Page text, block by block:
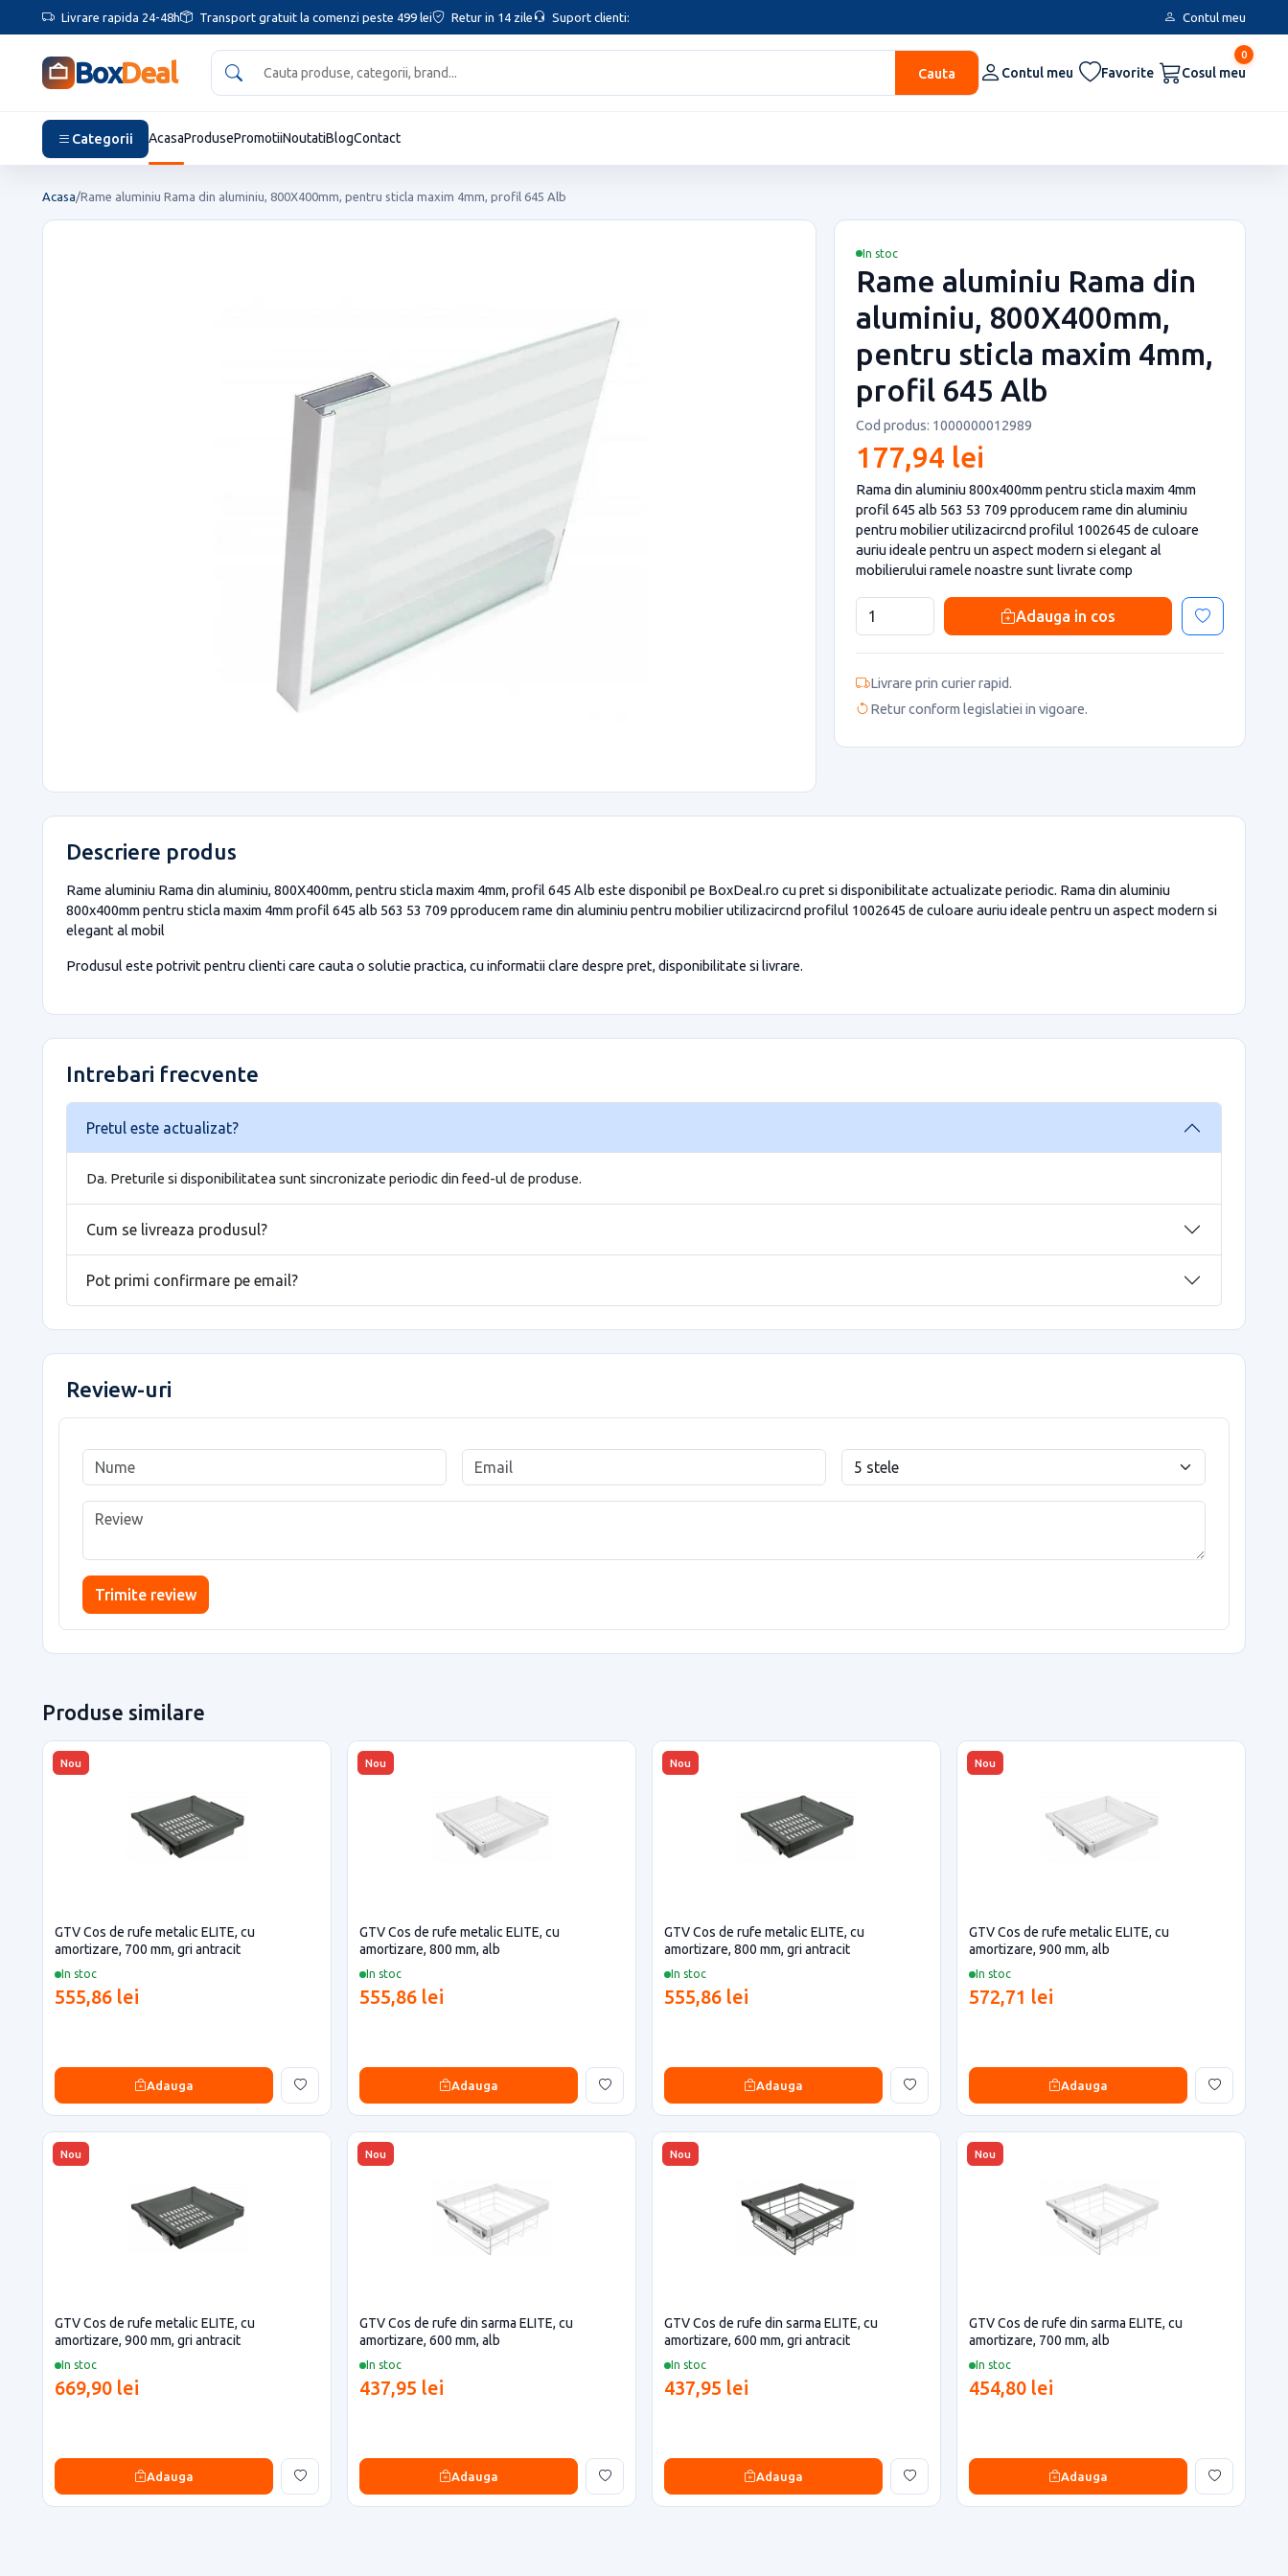
Livrare rapida 24-48h Transport gratuit la comenzi peste 499 lei Retur in 14 zile Suport clienti: Contul meu
BoxDeal Cauta Contul meu Favorite
0
Cosul meu
Categorii AcasaProdusePromotiiNoutatiBlogContact
Acasa/Rame aluminiu Rama din aluminiu, 800X400mm, pentru sticla maxim 4mm, profil 645 Alb
In stoc
Rame aluminiu Rama din
aluminiu, 800X400mm,
pentru sticla maxim 4mm,
profil 645 Alb
Cod produs: 1000000012989
177,94 lei
Rama din aluminiu 800x400mm pentru sticla maxim 4mm
profil 645 alb 563 53 709 pproducem rame din aluminiu
pentru mobilier utilizacircnd profilul 1002645 de culoare
auriu ideale pentru un aspect modern si elegant al
mobilierului ramele noastre sunt livrate comp
Adauga in cos
Livrare prin curier rapid.
Retur conform legislatiei in vigoare.
Descriere produs
Rame aluminiu Rama din aluminiu, 800X400mm, pentru sticla maxim 4mm, profil 645 Alb este disponibil pe BoxDeal.ro cu pret si disponibilitate actualizate periodic. Rama din aluminiu
800x400mm pentru sticla maxim 4mm profil 645 alb 563 53 709 pproducem rame din aluminiu pentru mobilier utilizacircnd profilul 1002645 de culoare auriu ideale pentru un aspect modern si
elegant al mobil
Produsul este potrivit pentru clienti care cauta o solutie practica, cu informatii clare despre pret, disponibilitate si livrare.
Intrebari frecvente
Pretul este actualizat?
Da. Preturile si disponibilitatea sunt sincronizate periodic din feed-ul de produse.
Cum se livreaza produsul?
Pot primi confirmare pe email?
Review-uri
Trimite review
Produse similare
Nou
In stoc
GTV Cos de rufe metalic ELITE, cu
amortizare, 700 mm, gri antracit
555,86 lei
Adauga
Nou
In stoc
GTV Cos de rufe metalic ELITE, cu
amortizare, 800 mm, alb
555,86 lei
Adauga
Nou
In stoc
GTV Cos de rufe metalic ELITE, cu
amortizare, 800 mm, gri antracit
555,86 lei
Adauga
Nou
In stoc
GTV Cos de rufe metalic ELITE, cu
amortizare, 900 mm, alb
572,71 lei
Adauga
Nou
In stoc
GTV Cos de rufe metalic ELITE, cu
amortizare, 900 mm, gri antracit
669,90 lei
Adauga
Nou
In stoc
GTV Cos de rufe din sarma ELITE, cu
amortizare, 600 mm, alb
437,95 lei
Adauga
Nou
In stoc
GTV Cos de rufe din sarma ELITE, cu
amortizare, 600 mm, gri antracit
437,95 lei
Adauga
Nou
In stoc
GTV Cos de rufe din sarma ELITE, cu
amortizare, 700 mm, alb
454,80 lei
Adauga